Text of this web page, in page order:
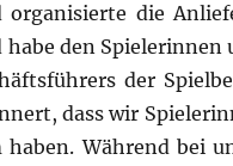
organisierte die
den Spielerinnen
der
dass wir
haben. Während bei